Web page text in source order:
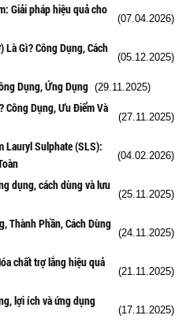
Giải pháp hiệu quả cho
(07.04.2026)
Gì? Công Dụng, Cách
(05.12.2025)
Dụng, Ứng Dụng (29.11.2025)
Công Dụng, Ưu Điểm Và
(27.11.2025)
Lauryl Sulphate (SLS):
(04.02.2026)
dụng, cách dùng và lưu
(25.11.2025)
Thành Phần, Cách Dùng
(24.11.2025)
chất trợ lắng hiệu quả
(21.11.2025)
lợi ích và ứng dụng
(17.11.2025)